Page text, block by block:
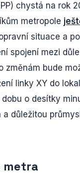
chystá na
metropole
situace a
spojení mezi
změnám bude
linky XY do
o desítky
důležitou
metra